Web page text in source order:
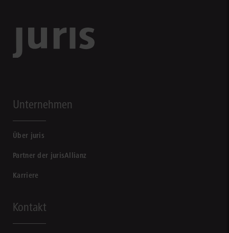
Unternehmen
Über juris
Partner der jurisAllianz
Karriere
Kontakt